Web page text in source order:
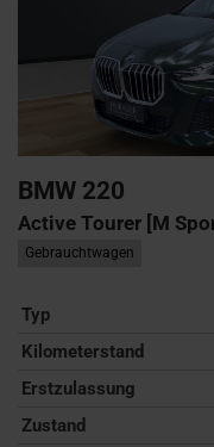
BMW 220
Active Tourer [M
Gebrauchtwagen
Typ
Kilometerstand
Erstzulassung
Zustand